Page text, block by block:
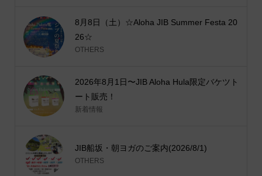
8月8日（土）☆Aloha JIB Summer Festa 20
26☆
OTHERS
2026年8月1日〜JIB Aloha Hula限定バケツト
ート販売！
新着情報
JIB船坂・朝ヨガのご案内(2026/8/1)
OTHERS